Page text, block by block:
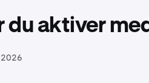
du aktiver